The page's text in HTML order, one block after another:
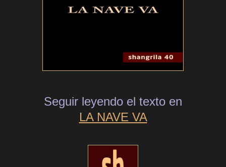
Seguir leyendo el texto en
LA NAVE VA